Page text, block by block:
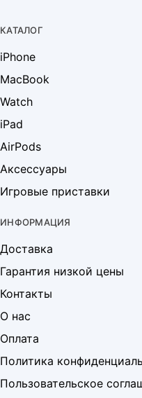
КАТАЛОГ
iPhone
MacBook
Watch
iPad
AirPods
Аксессуары
Игровые приставки
ИНФОРМАЦИЯ
Доставка
Гарантия низкой цены
Контакты
О нас
Оплата
Политика
Пользовательское